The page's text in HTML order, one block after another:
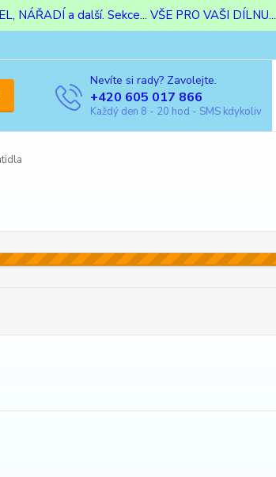
NÁŘADÍ a další. Sekce... VŠE PRO VAŠI DÍLNU...
Nevíte si rady? Zavolejte.
+420 605 017 866
Každý den 8 - 20 hod - SMS kdykoliv